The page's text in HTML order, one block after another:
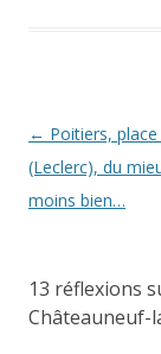
Navigation
des
articles
← Poitiers, place
(Leclerc), du
moins bien…
13 réflexions
Châteauneuf-